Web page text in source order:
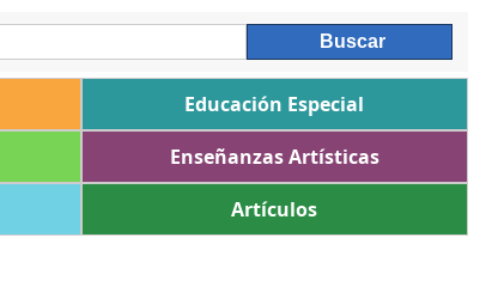
Educación Especial
Enseñanzas Artísticas
Artículos